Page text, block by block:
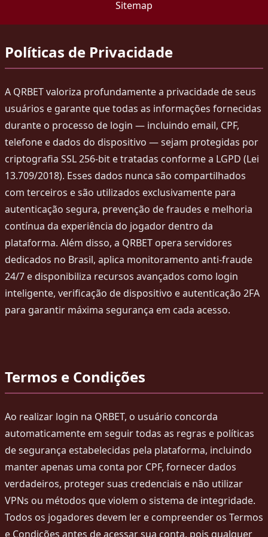
Sitemap
Políticas de Privacidade
A QRBET valoriza profundamente a privacidade de seus
usuários e garante que todas as informações fornecidas
durante o processo de login — incluindo email, CPF,
telefone e dados do dispositivo — sejam protegidas por
criptografia SSL 256-bit e tratadas conforme a LGPD (Lei
13.709/2018). Esses dados nunca são compartilhados
com terceiros e são utilizados exclusivamente para
autenticação segura, prevenção de fraudes e melhoria
contínua da experiência do jogador dentro da
plataforma. Além disso, a QRBET opera servidores
dedicados no Brasil, aplica monitoramento anti-fraude
24/7 e disponibiliza recursos avançados como login
inteligente, verificação de dispositivo e autenticação 2FA
para garantir máxima segurança em cada acesso.
Termos e Condições
Ao realizar login na QRBET, o usuário concorda
automaticamente em seguir todas as regras e políticas
de segurança estabelecidas pela plataforma, incluindo
manter apenas uma conta por CPF, fornecer dados
verdadeiros, proteger suas credenciais e não utilizar
VPNs ou métodos que violem o sistema de integridade.
Todos os jogadores devem ler e compreender os Termos
e Condições antes de acessar sua conta, pois qualquer